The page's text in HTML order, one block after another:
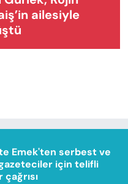
ailesiyle
Emek'ten serbest ve
için telifli
çağrısı